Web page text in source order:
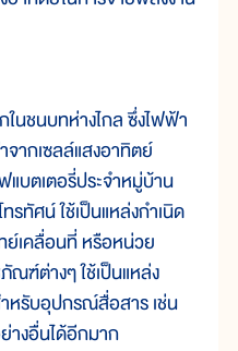
ในชนบทห่างไกล ซึ่งไฟฟ้า
จากเซลล์แสงอาทิตย์
แบตเตอรี่ประจำหมู่บ้าน
รทัศน์ ใช้เป็นแหล่งกำเนิด
เคลื่อนที่ หรือหน่วย
ณฑ์ต่างๆ ใช้เป็นแหล่ง
หรับอุปกรณ์สื่อสาร เช่น
างอื่นได้อีกมาก